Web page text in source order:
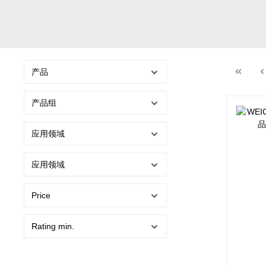
产品
产品组
应用领域
应用领域
Price
Rating min.